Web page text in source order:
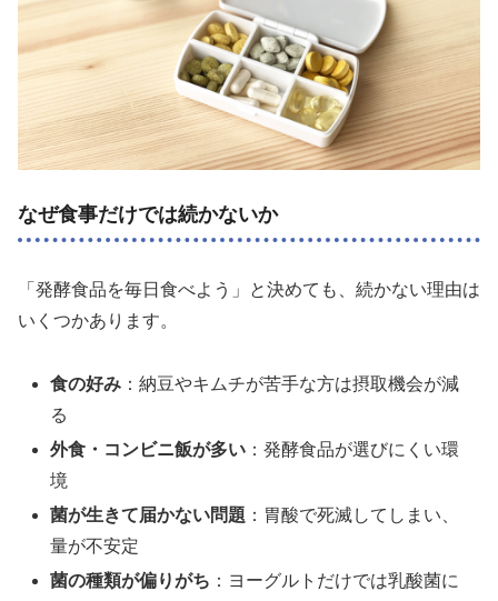
なぜ食事だけでは続かないか
「発酵食品を毎日食べよう」と決めても、続かない理由は
いくつかあります。
食の好み ：納豆やキムチが苦手な方は摂取機会が減
る
外食・コンビニ飯が多い ：発酵食品が選びにくい環
境
菌が生きて届かない問題 ：胃酸で死滅してしまい、
量が不安定
菌の種類が偏りがち ：ヨーグルトだけでは乳酸菌に